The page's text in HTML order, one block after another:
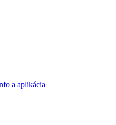
a aplikácia